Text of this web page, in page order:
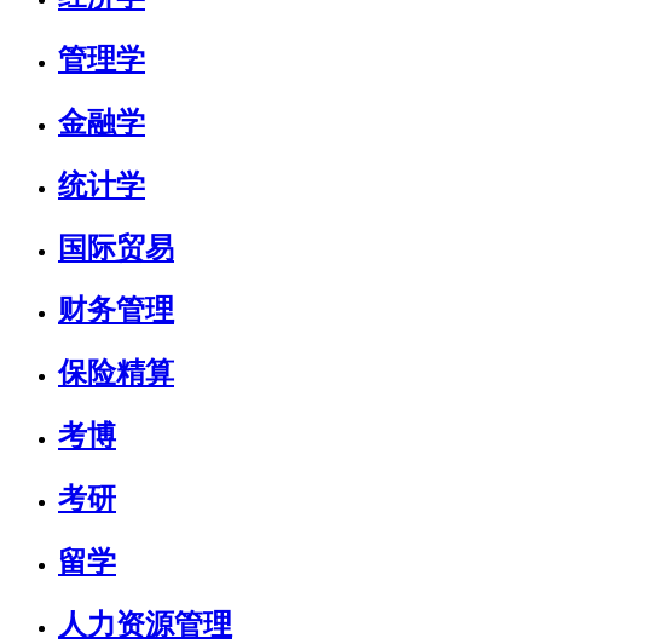
管理学
金融学
统计学
国际贸易
财务管理
保险精算
考博
考研
留学
人力资源管理